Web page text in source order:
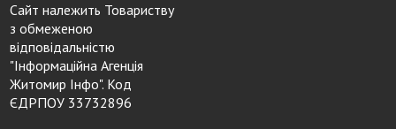
Сайт належить Товариству
з обмеженою
відповідальністю
"Інформаційна Агенція
Житомир Інфо". Код
ЄДРПОУ 33732896